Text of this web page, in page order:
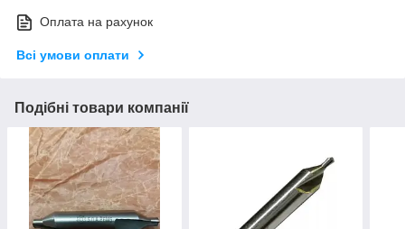
Оплата на рахунок
Всі умови оплати
Подібні товари компанії